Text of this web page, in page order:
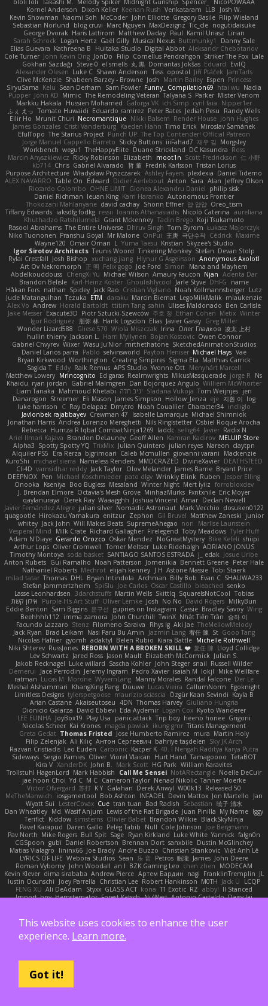
bloli loli Takashi M. Melody Spiker Midnight Gunship Spencer_
NicoPOWAAA
Kornel Anderson
Dixon Keller Keenan Rush Venkataram LLB
Josh W.
Kevin Showman Naomi Soh McCoder John Elliotte Gregory Basile Filip Wieland
Sebastian Norlund
blog cruvi Marc Nguyen MaxDezignz Tic_cle nogutidaisuke
George Dvorak Haris Lattirom Matthew Daday Paul Kamil Uriasz Lirian
Sarah Schrock
Logan Hertz Gaël Gilly Musical Nexus Buttmunky1
Danny Sale
Elias Guevara Kathreena B Huitaka Studio Digital Abbot Aleksandr Chebotariov
Cole Turner John Kevin Ong JonDo Filip Cornellus Pendrahgon Striker The Fox Lale
Gökhan Sazdağı
Steve-0 el smells 丸 黒 Domantas Jokšas Eduard
EvilQ
Alexander Olesen Luke C Shawn Anderson Tess opostol Jiří Ptáček JamTarts
Clive McKenzie Shabeen Barzey - Browne Josh Martin Bailey Espen Princess
SiryuSama Kelu Sean Derham Sam Fowler Funny_ Compilation69 htai wu Nadia
Pupper John KD Mimic The Remodeling Veteran Talyana S Parker Mister Venom
Markku Hakala
Hussien Mohamed Gaforga VK Ich Simp cyril faia
Nipper1er
ふぇ えっ Tomato Huwaidi Eduardo ramirez Peter Bates Jediah Pesu
Randy Wells
Eilir Ho Mrunit Churi Necromantique Nikki Balsem Render House John Hughes
James Gonzales Cristi Vanderburg Kaeden Hahn Timo Erick Miroslav Šamánek
EfulTopo The Starius Project Punch UP: The Top Contender! Official Patreon
Jorge Manuel Cappello Barreto Sticky Buttons iiiFahad7 재우 김 Morgsley
Workbench wegu1 TheHappyElite Duane Strickland DC Kasundra Ross
Marcin Anyszkiewicz Ricky Robinson Elizabeth moot1n Scott Fredrickson 仁 小野
kb714 Chris Gabriel Alvarado 哲 董 Fredrik Karlsson Tristan Lorius
Purpose Architecture Władysław Pryszczarek Ashley Fayers plexlexia Daniel Tidemo
ALEX NAVARRO Table On Edward Didier Aerlebout Anton Sara Alan Jeffrey Olson
Riccardo Colombo OHNE LIMIT Gionea Alexandru Daniel philip sisk
Daniel Richman Ieuan King Karri Haranko Autonomous Frontier
Thokozani Mahlanyane david cachay Shonn Effner 얍 얍얍 Oreo_tism
Tiffany Edwards iaksdfg fodkg ressii Ioannis Athanasiadis Nicolò Caterina aureliana
Khuthadzo Ratshilumela Grant Mckenney Tadin Brego Koji Tsukamoto
Rasool Abrahams The Entire Universe Dhruv Singh Tom Byrom Łukasz Majorczyk
Niko Tuononen Pranshu Goyal Mr Malone OnPui 王庚 극단수작 Cédrick Maxime
Wayne120 Omair Omari L Yuma Taesu Kristian Skyzee's Studio
Igor Sirotov Architects Teunis Woord Tinkering Monkey Stefan Devan Stolp
Rylai Crestfall Josh Bishop xuchang jiang Hlynur G Asgeirsson Anonymous Axolotl
Art Ov Nekromorph
正 明 Felix gogo Joe Ford Simon
Mana and Mayhem
Abdelkouddouss ChengXi Yu Michael Wilson Amaury Faucon Njan Adenta Dar
Brandon Belisle Karl-Heinz Köster Ghoulishlycool Jarle Styve DHFG
name
Håkan Fors nathan Spidey Jack Rao Cristian Vigliano Noah Kollmannsberger Lutz
Jude Matanguihan Tezuka ETM daraku Marcin Biernat LegoMilkMalik miaukenzie
Alex Vo Andrew Horald Bartoldt ttitim Tang sahin Ulises Maldonado Ben Carlisle
Jake Messer Exacute3D Piotr Sztucki-Szewców 주호 정 Ethan Cohen Metix Winter
Igor Rodriguez
朋弥 林 Hank Logsdon Elias Javier Garay Greg Miller
Wonder Lizard588
Gliese 570 Wiola Miszczak Irina Олег Гладков 凌太 上村
hullin thierry Jackson L. Harri Myllynen Bojan Kostovic Owen Connor
Gabriel Chvyrev Wixer Wasu Ju'Nior mrthethatone SketchedAnimationStudios
Daniel Larios-parra
Pablo selvinsworld Payton Heniser Michael Hays Vae
Bryan Kirkwood Worthington Creating Simpires Sigma Eta Matthias Carrick
Sagida T Eddy Raik Remus APS Studio Yvonne Ott Menyhárt Marcell
Matthew Lowery MrIncognito Ed garas Realmwrights MikusMasquerade jorge R
Ns
Khaidu ryan jordan Gabriel Malmgren Dan Bojorquez Angulo Williem McWhorter
Liam Tanaka
Mahmoud Khetabi יניב חלה Sladana Vukoja Tom Weijnjes jen
Danarogon Streemer Eli Mason James Simpson Hollow_Jenza eje 지환 이 log
luke harrison
C Ray Delapaz Dmytro Noah Couallier Character34 indiiglo
Javlonbek rajabbayev Crewman 47 Isabelle Lamarque Michael Shimniok
Jonathan Harris Andrea Lorenzo Mereghetti Nils Ringlstetter Osbiel Roque Arocha
Rebecca Humza R Iqbal CombatNinja1269 laddc sellig64 Javier Radix N
Ariel Ilmari Kajava Brandon DeLauney Geoff Allen Kamran Kadirov MELUIP Store
Alpha3 Spotty Spotty YQ TrixMix Julian Quintero julian reyes Nareon claytpn
Alquiler PS5
Era Rerza bjgrimoari Caleb Mcmullen giovanni varani
Mackenzie
KuroShi
michael sierra Nameless Renders MMDCRAZED DivineXavier DEATHSTEED
Cli4D vamsidhar reddy Jack Taylor Olov Melander James Barrie Bryant Price
DEEPNOX Pen Michael Koschmieder pato dlgv Wrinkly Blink Ruben
Jesper Elling
Onooka
Kseniya Boo Bugless Mesaland Winter Night Mert İyiiz forrobloxdev
J. Brendan Elmore Octavia's Mesh Grove MinhazMurks Fxntxnile Eric Moyer
qaylanuraya
Derek Ray Waaagghh Joshua Vincent Amar Declan Newell
Javier Fernández Alegre julian silver Nomadic Astronaut Mark Vecchio dosuken0122
quagootle Hirokazu Yamakura enitzur Zephon Gil Bruvel Matthew Zaneski junior
whitey Jack John Will Makes Beats SupremeAhegao nori
Marlise Launstein
Vesperal Mind
Milk Crate Richard Gallagher Firelegend Toby Meadows Tyler Huff
Adam N'Diaye Gerardo Orozco Oskar Mendez NoGreatMystery Bike Kefeli shiipi
Arthur Lops Oliver Cromwell Tomer Meltser Luke Ridehalgh ADRIANO JONUS
Timothy Montoya soda basket SANTIAGO SANTOS ESTRADA j_ edak Josue Uribe
Anton Rubets Gui Ramalho Noah Patterson Jomenikia Bennett Greene Peter Hale
Nathaniel Roberts Mechrot elijah kenney J H Astone Massie Tobi Staerk
milad tatar Thomas DHL Bryan Intindola Archman Billy Bob Evan C SHALIWA233
Stefan Jammertzheim
SpiSlu Joe Carlos Oscar Castillo bleached senko
Lasse Leonhardsen 3darchstuffs Martin Wells Skittlq SquareIsNotCool Tobias
אילון קשת
Purple-H's Art Stuff Oliver Lemke Josh No No David Rogers MilkyBun
Eddie Benton Sam Biggins 윤구선 gupries on Instagram Cassie Bradley Savoy Wing
Beehhhh112 imma zamora John Churchill TwinX Nhật Tiến Trần
승하 이
Facundo Lazzaro Stenz Filomeno Saraiva Rhys lg Aki Jae TheMellowMelody
Jack Ryan Brad Leikam Nasi Paru Bu Amin Jazmin Lang 宥任 陳 St Gooo Tang
Nicolas Hafner gyomh adaktyl Belen Rubio Kiara Battle Michelle Rothwell
Niki Shterev RussJones REBORN WITH A BROKEN SKILL ❤️ 复任 陳 Lloyd Collidge
Lev Schwartz Jared Ross Jason Mault Elizabeth McCormick Julian S.
Jakob Recknagel Luke willard Sascha Kohler John Steger snail Russell Wilder
Demerui
Jace Perrodin Jeremy Ingram Pedro Xavier isaiah M lokjl
Mike Wellfare
ratman Lucas M. Morone WyvernLang Manny Morales Randal Falcone Der Le
Meshal Alshammari
KhangXing Pang Douwe Lucas Vieira CallumNorm
Egoknight
Limitless Designs tylerspetgoose maurizio sciascia Özgür Kaan Sevindi Kayla B
Arian Castane Akaiseutoseu 4DN Thomas Harvey Giuliano Hungria
Dionicio Galarza David Ebbevi Eda Aydemir Logan Cox Kyoto Wanderer
LEE EUNHA JoyBox19 Play Usa panic attack Trip boy heeno honee Grigorii
Nicolas Scheer Kai Krones magda pawlak ikung gmr Titans Management
Greta Gedat Thomas Fristed Jose Humberto Ramirez mura Martin Holy
Filip Zelenjak Ali Kılıç Антон Сергеевич bahriye taşdelen Sky JK Arch
Razvan Cristiadis Leo Euden Carbonic Kacper K 40. I Nengah Raditya Karya Putra
Sideways Sergio Pamies Oliver Viorel Vlaican Hurt Hand Tamagoooo TetaBOT
Kira V XanderDK John B. Mark Scott HG Park William Karavites
Trollstuhl HagenLord Mark Habbish Call Me Sensei NotARectangle Noelle DeCuir
jae hoon Choi Yd C M C Cameron Taylor Nenad Nikolic Tanner Moerke
Victor Ofvergard 苏打 K Y Galahan Derek Anwyl W00k13 Released 50
MeTheManwich
iosgamertool Bob Ashton INFADEL Devin Mattox Jon Martello
Jan
Wyatt Sui
LesterCovax Cue tran tuan Bad Radish Sebastian 暁子 清水
Dan Wheatley Md. Wasif Anjum Lewis of the Rat Brigade Juan Pinilla My Name Iggy
Terifict Kiddow simsterns Olivier Babet Brandon Wilkie BlackSkyNinja
Pavel Karapud Daren Gallo Peleg Tabib Null Cole Johnson Joe Bergmann
Pav North Mike Rogers Bull Spit Sage Ryan Kirkland Luke White Yannick falgn0n
CGSpoon gubi Daniel Robertson Brennan Oort sanxbile Dustin McGlinchey
Matias Vialagro
lininx66 Joe Brady Andre Buzzo Christian Stankovic Việt Anh Lê
LYRICS OF LIFE Webora Studios Sean 乐 音 Petros 眠瓏 James John Deere
Roman Vyborny John Woodall an l BZK Gaming Leo chen zhen
MODECAM
Kevin Klever dima sirababa Andrew Pierce Артем Бардин nagi FranklinTremplin JL
Iustin Ocunschi
Joey Parrella Christian Lee Robert Hankinson M0TH Jack Ü
LCQP
FENG XU Ali DeAdam Styxx GLASS ACT kona T1 Exotic RZ abby! ll Stanced
Import_bpy Hamsternator Forest Katsch NuWest Antonio Castaldo Daisy Jai
John Dykes Yihui Xiong Jay Renteria Lucie Královcová BurpingMusquito
humansoulinterface Hector Estrada Ranya Zhong _Blobster_ Le sun megan lavoie
Spartan 052 Brayden evans Austin Taylor
Gicly Rodríguez
Dan Palasz Fadil Bay Fabricio BJS
Adrián ramos Oachkatzl Schwoaf
This website uses cookies to enhance the user
experience. Learn more.
Got it!